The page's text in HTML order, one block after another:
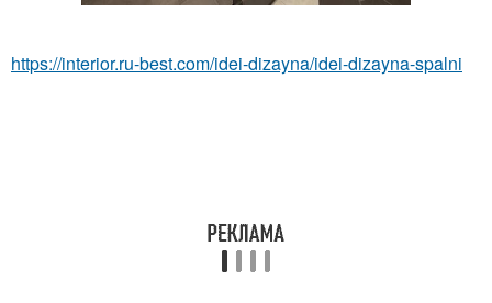
https://interior.ru-best.com/idei-dizayna/idei-dizayna-spalni